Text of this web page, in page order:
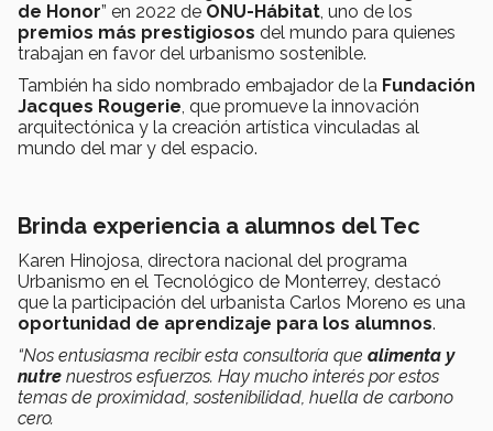
de Honor” en 2022 de ONU-Hábitat, uno de los
premios más prestigiosos del mundo para quienes
trabajan en favor del urbanismo sostenible.
También ha sido nombrado embajador de la Fundación
Jacques Rougerie, que promueve la innovación
arquitectónica y la creación artística vinculadas al
mundo del mar y del espacio.
Brinda experiencia a alumnos del Tec
Karen Hinojosa, directora nacional del programa
Urbanismo en el Tecnológico de Monterrey, destacó
que la participación del urbanista Carlos Moreno es una
oportunidad de aprendizaje para los alumnos.
“Nos entusiasma recibir esta consultoría que alimenta y
nutre nuestros esfuerzos. Hay mucho interés por estos
temas de proximidad, sostenibilidad, huella de carbono
cero.